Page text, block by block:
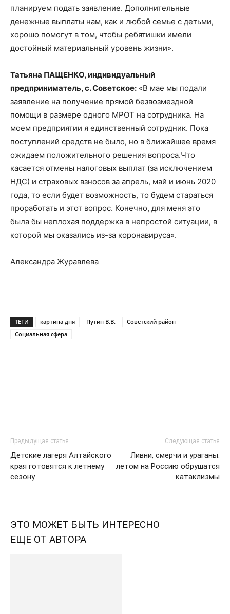
планируем подать заявление. Дополнительные
денежные выплаты нам, как и любой семье с детьми,
хорошо помогут в том, чтобы ребятишки имели
достойный материальный уровень жизни».
Татьяна ПАЩЕНКО, индивидуальный
предприниматель, с. Советское: «В мае мы подали
заявление на получение прямой безвозмездной
помощи в размере одного МРОТ на сотрудника. На
моем предприятии я единственный сотрудник. Пока
поступлений средств не было, но в ближайшее время
ожидаем положительного решения вопроса.Что
касается отмены налоговых выплат (за исключением
НДС) и страховых взносов за апрель, май и июнь 2020
года, то если будет возможность, то будем стараться
проработать и этот вопрос. Конечно, для меня это
была бы неплохая поддержка в непростой ситуации, в
которой мы оказались из-за коронавируса».
Александра Журавлева
ТЕГИ картина дня Путин В.В.
Советский район
Социальная сфера
Предыдущая статья
Детские лагеря Алтайского
края готовятся к летнему
сезону
Следующая статья
Ливни, смерчи и ураганы:
летом на Россию обрушатся
катаклизмы
ЭТО МОЖЕТ БЫТЬ ИНТЕРЕСНО
ЕЩЕ ОТ АВТОРА